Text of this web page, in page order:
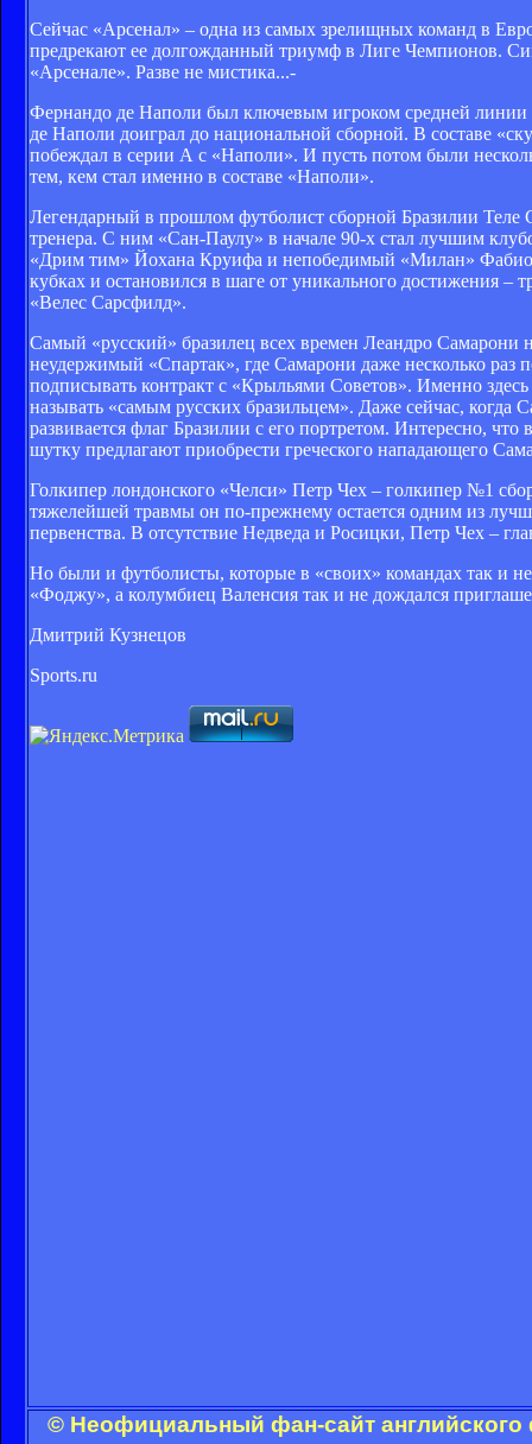
Сейчас «Арсенал» – одна из самых зрелищных команд в
предрекают ее долгожданный триумф в Лиге Чемпионов.
«Арсенале». Разве не мистика...-
Фернандо де Наполи был ключевым игроком средней
де Наполи доиграл до национальной сборной. В составе
побеждал в серии А с «Наполи». И пусть потом были
тем, кем стал именно в составе «Наполи».
Легендарный в прошлом футболист сборной Бразилии Теле
тренера. С ним «Сан-Паулу» в начале 90-х стал лучшим
«Дрим тим» Йохана Круифа и непобедимый «Милан»
кубках и остановился в шаге от уникального достижения –
«Велес Сарсфилд».
Самый «русский» бразилец всех времен Леандро
неудержимый «Спартак», где Самарони даже несколько раз
подписывать контракт с «Крыльями Советов». Именно здесь
называть «самым русских бразильцем». Даже сейчас,
развивается флаг Бразилии с его портретом. Интересно,
шутку предлагают приобрести греческого нападающего
Голкипер лондонского «Челси» Петр Чех – голкипер №1
тяжелейшей травмы он по-прежнему остается одним из
первенства. В отсутствие Недведа и Росицки, Петр Чех –
Но были и футболисты, которые в «своих» командах так и
«Фоджу», а колумбиец Валенсия так и не дождался
Дмитрий Кузнецов
Sports.ru
© Неофициальный фан-сайт английского